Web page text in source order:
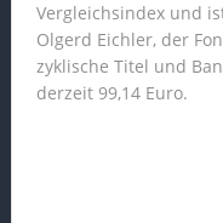
Vergleichsindex und
Olgerd Eichler, der
zyklische Titel und
derzeit 99,14 Euro.